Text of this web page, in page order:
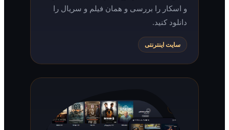
و اسکار را بررسی و همان فیلم و سریال را
سایت اینترنتی